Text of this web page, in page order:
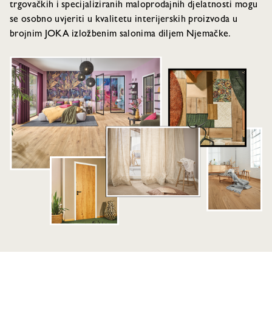
trgovačkih i specijaliziranih maloprodajnih djelatnosti mogu
se osobno uvjeriti u kvalitetu interijerskih proizvoda u
brojnim JOKA izložbenim salonima diljem Njemačke.